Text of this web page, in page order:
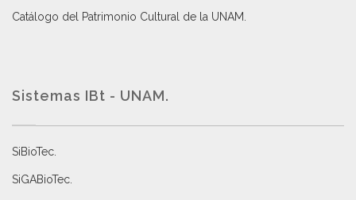
Catálogo del Patrimonio Cultural de la UNAM.
Sistemas IBt - UNAM.
SiBioTec
SiGABioTec.